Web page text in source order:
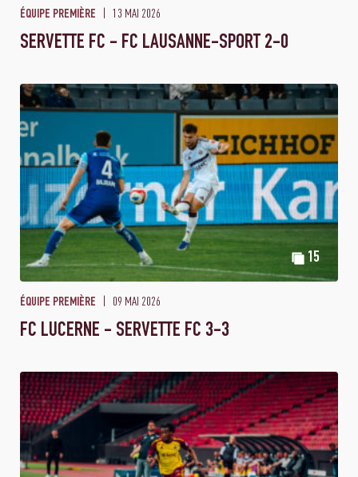
ÉQUIPE PREMIÈRE 13 MAI 2026
SERVETTE FC - FC LAUSANNE-SPORT 2-0
15
ÉQUIPE PREMIÈRE 09 MAI 2026
FC LUCERNE - SERVETTE FC 3-3